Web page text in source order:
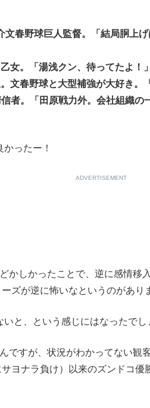
文春野球巨人監督。「結局胴上
女。「湯浅クン、待ってたよ！」
文春野球と大型補強が大好き。
者。「田原戦力外。会社組織の
ったー！
ADVERTISEMENT
しかったことで、逆に感情移
ズが逆に怖いなというのがあり
と、という感じにはなったでし
ですが、状況がわかってない観
ヨナラ負け）以来のズンドコ優